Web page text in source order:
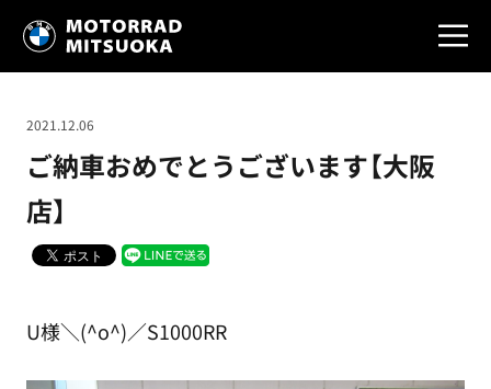
ご納車おめでとうございます【大阪
店】
2021.12.06
U様＼(^o^)／S1000RR